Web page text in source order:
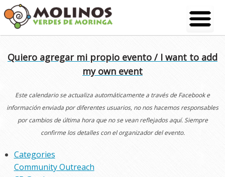
Skip
to
content
Quiero agregar mi propio evento / I want to add
my own event
Este calendario se actualiza automáticamente a través de Facebook e
información enviada por diferentes usuarios, no nos hacemos responsables
por cambios de última hora que no se vean reflejados aquí. Siempre
confirme los detalles con el organizador del evento.
Categories
Community Outreach